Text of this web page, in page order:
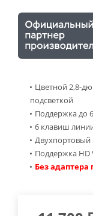
Цветной 2,8-
подсветкой
Поддержка до
6 клавиш
Двухпортовый
Поддержка HD
Без адаптера